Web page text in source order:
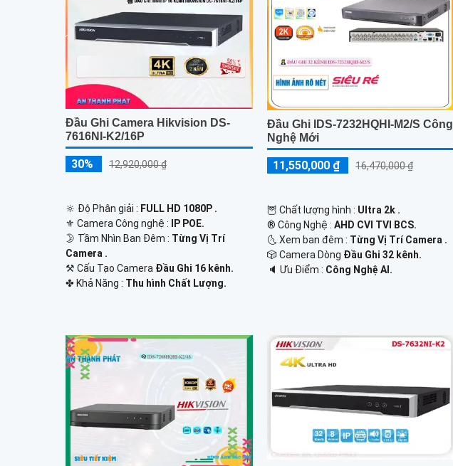
Đầu Ghi Camera Hikvision DS-
7616NI-K2/16P
30% 12,920,000 ₫
🔆 Độ Phân giải : FULL HD 1080P .
⚜️ Camera Công nghệ :
IP POE.
🌛 Tầm Nhìn Ban Đêm : Từng Vị Trí
Camera .
⚒ Cấu Tạo Camera Đầu Ghi 16 kênh.
️✤ Khả Năng : Thu hình Chất Lượng.
Đầu Ghi IDS-7232HQHI-M2/S Công
Nghệ Mới
11,550,000 ₫ 16,470,000 ₫
🦉 Chất lượng hình : Ultra 2k .
®️ Công Nghệ :AHD CVI TVI BCS.
🌜 Xem ban đêm : Từng Vị Trí Camera .
🎲 Camera Dòng Đầu Ghi 32 kênh.
️🔈 Ưu Điểm : Công Nghệ AI.